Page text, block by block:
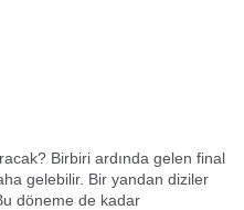
Birbiri ardında gelen final
gelebilir. Bir yandan diziler
döneme de kadar